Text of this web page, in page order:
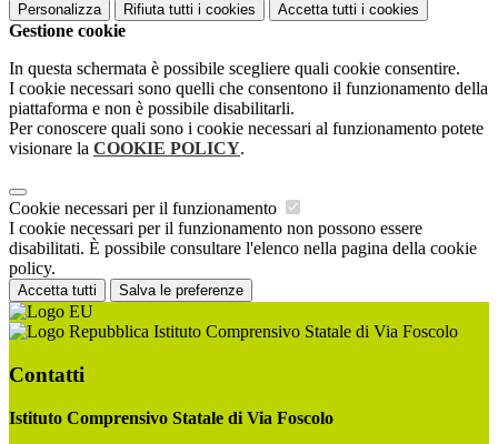
Personalizza Rifiuta tutti i cookies Accetta tutti i cookies
Gestione cookie
In questa schermata è possibile scegliere quali cookie consentire.
I cookie necessari sono quelli che consentono il funzionamento della
piattaforma e non è possibile disabilitarli.
Per conoscere quali sono i cookie necessari al funzionamento potete
visionare la COOKIE POLICY.
Cookie necessari per il funzionamento
I cookie necessari per il funzionamento non possono essere
disabilitati. È possibile consultare l'elenco nella pagina della cookie
policy.
Accetta tutti Salva le preferenze
Istituto Comprensivo Statale di Via Foscolo
Contatti
Istituto Comprensivo Statale di Via Foscolo